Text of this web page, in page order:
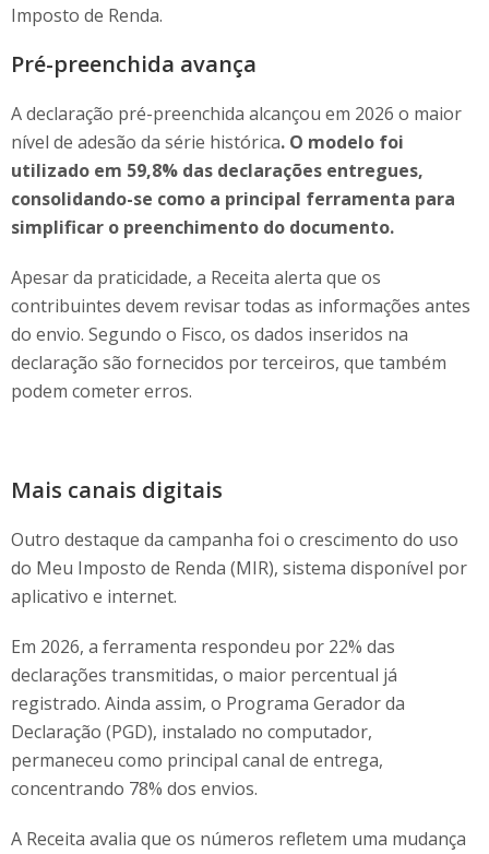
Imposto de Renda.
Pré-preenchida avança
A declaração pré-preenchida alcançou em 2026 o maior
nível de adesão da série histórica. O modelo foi
utilizado em 59,8% das declarações entregues,
consolidando-se como a principal ferramenta para
simplificar o preenchimento do documento.
Apesar da praticidade, a Receita alerta que os
contribuintes devem revisar todas as informações antes
do envio. Segundo o Fisco, os dados inseridos na
declaração são fornecidos por terceiros, que também
podem cometer erros.
Mais canais digitais
Outro destaque da campanha foi o crescimento do uso
do Meu Imposto de Renda (MIR), sistema disponível por
aplicativo e internet.
Em 2026, a ferramenta respondeu por 22% das
declarações transmitidas, o maior percentual já
registrado. Ainda assim, o Programa Gerador da
Declaração (PGD), instalado no computador,
permaneceu como principal canal de entrega,
concentrando 78% dos envios.
A Receita avalia que os números refletem uma mudança